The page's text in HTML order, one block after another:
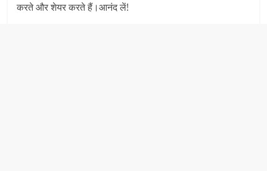
करते और शेयर करते हैं।आनंद लें!